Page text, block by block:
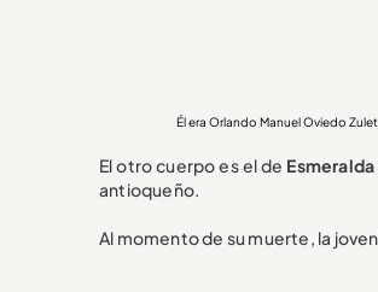
Él era Orlando Manuel Oviedo
El otro cuerpo es el de
antioqueño.
Al momento de su muerte, la